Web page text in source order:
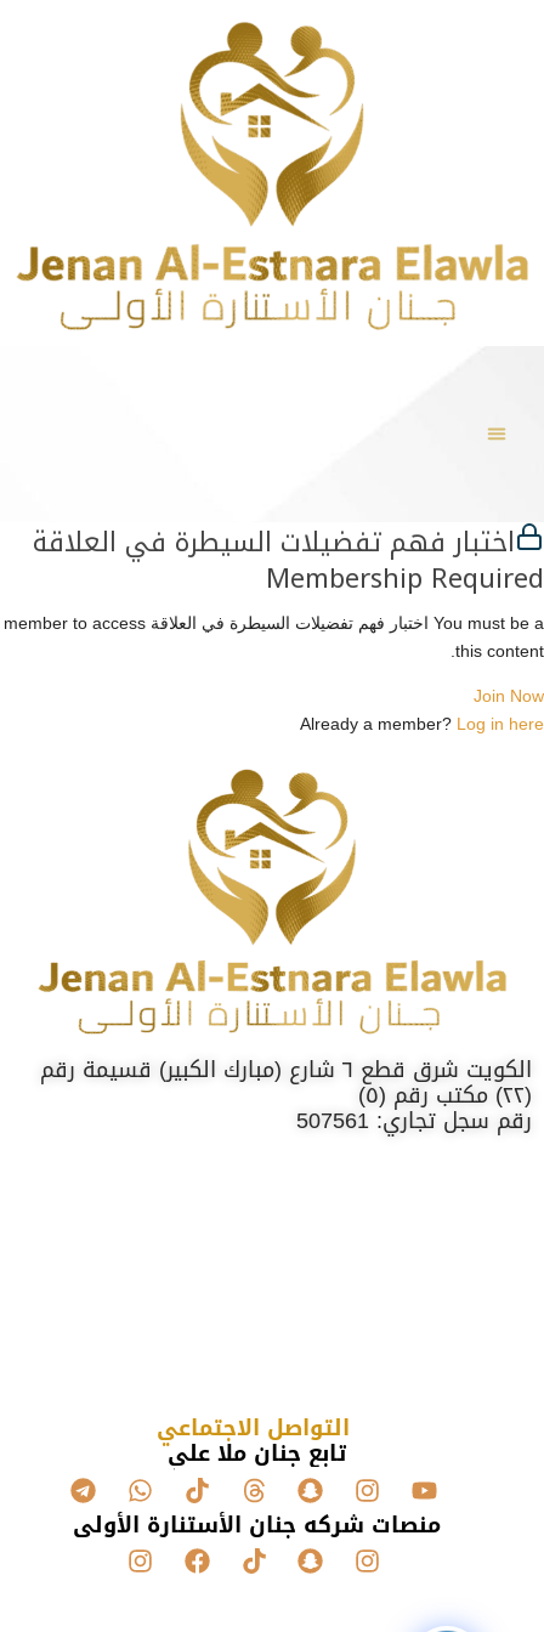
اختبار فهم تفضيلات السيطرة في العلاقة
Membership Required
You must be a اختبار فهم تفضيلات السيطرة في العلاقة member to access
this content.
Join Now
Already a member? Log in here
الكويت شرق قطع ٦ شارع (مبارك الكبير) قسيمة رقم
(٢٢) مكتب رقم (٥)
رقم سجل تجاري: 507561
التواصل الاجتماعي
تابع جنان ملا علي
منصات شركه جنان الأستنارة الأولى